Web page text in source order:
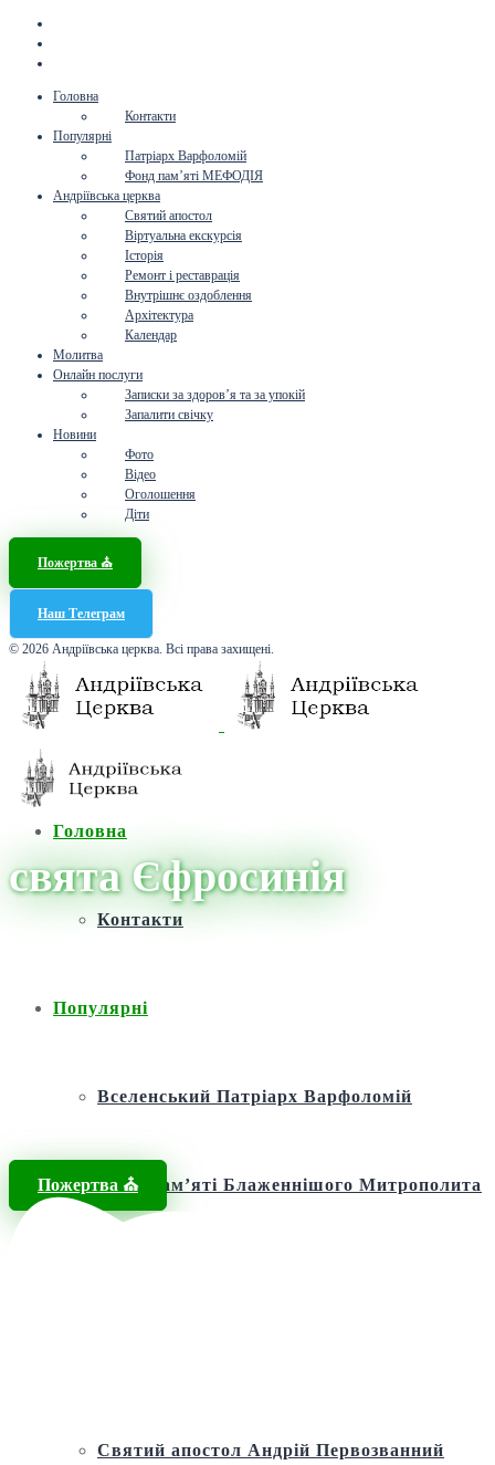
Головна
Контакти
Популярні
Патріарх Варфоломій
Фонд пам’яті МЕФОДІЯ
Андріївська церква
Святий апостол
Віртуальна екскурсія
Історія
Ремонт і реставрація
Внутрішнє оздоблення
Архітектура
Календар
Молитва
Онлайн послуги
Записки за здоров’я та за упокій
Запалити свічку
Новини
Фото
Відео
Оголошення
Діти
Пожертва ⛪️
Наш Телеграм
© 2026 Андріївська церква. Всі права захищені.
Головна
Контакти
Популярні
Вселенський Патріарх Варфоломій
Фонд пам’яті Блаженнішого Митрополита
Святий апостол Андрій Первозванний
Пожертва ⛪️
свята Єфросинія